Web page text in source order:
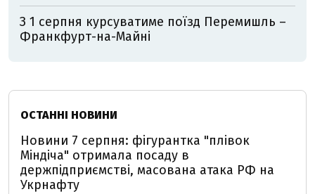
З 1 серпня курсуватиме поїзд Перемишль –
Франкфурт-на-Майні
ОСТАННІ НОВИНИ
Новини 7 серпня: фігурантка "плівок
Міндіча" отримала посаду в
держпідприємстві, масована атака РФ на
Укрнафту